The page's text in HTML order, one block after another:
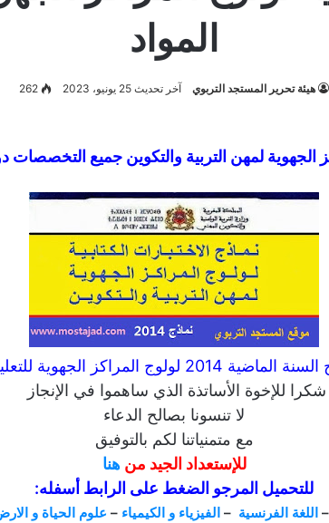
المواد
هيئة تحرير المستجد التربوي آخر تحديث 25 يونيو، 2023 262
لمهن التربية والتكوين جميع التخصصات دورة يوليوز 2014
2014 لولوج المراكز الجهوية للتعليم
شكرا للإخوة الأساتذة الذي ساهموا في الإنجاز
لا تنسونا بصالح الدعاء
مع متمنياتنا لكم بالتوفيق
للإستعداد الجيد منهنا
للتحميل المرجو الضغط على الرابط أسفله:
– اللغة الفرنسية – الفيزياء و الكيمياء – علوم الحياة و